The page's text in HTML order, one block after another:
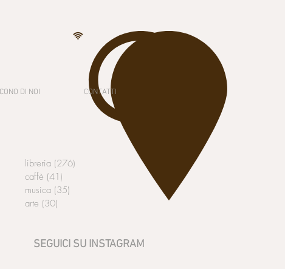
DI NOI CONTATTI
libreria (276)
caffè (41)
musica (35)
arte (30)
SEGUICI SU INSTAGRAM